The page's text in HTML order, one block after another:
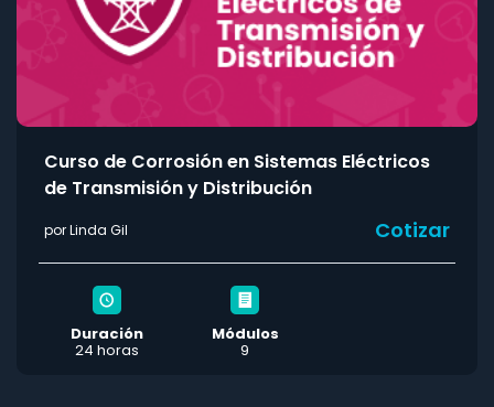
Curso de Corrosión en Sistemas Eléctricos
de Transmisión y Distribución
por Linda Gil Cotizar
Duración
24 horas
Módulos
9